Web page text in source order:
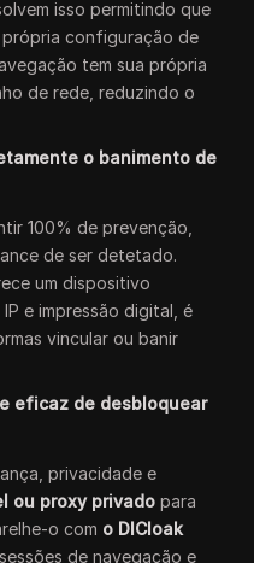
isso permitindo que
configuração de
tem sua própria
de rede, reduzindo o
o banimento de
100% de prevenção,
de ser detetado.
um dispositivo
e impressão digital, é
vincular ou banir
eficaz de desbloquear
privacidade e
ou proxy privado para
o com o DICloak
de navegação e